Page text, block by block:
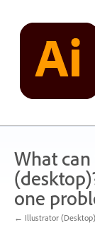
content
What
one
← Illustrator